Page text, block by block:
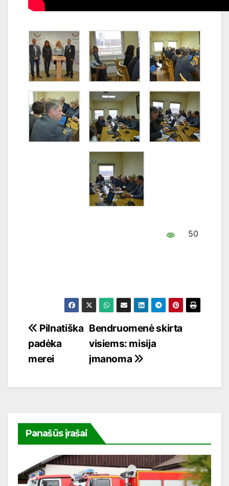
50
Navigacija
tarp
įrašų
Bendruomenė skirta
visiems: misija
įmanoma
Pilnatiška
padėka
merei
Panašūs įrašai